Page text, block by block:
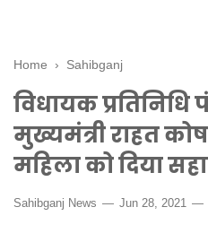
Home › Sahibganj
विधायक प्रतिनिधि
मुख्यमंत्री राहत
महिला को दिया
Sahibganj News Jun 28, 2021